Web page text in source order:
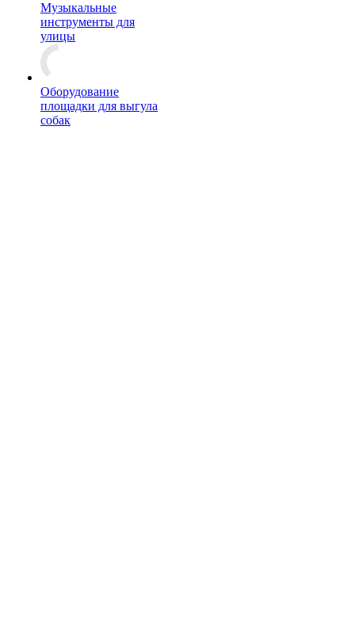
Музыкальные
инструменты для
улицы
Оборудование
площадки для выгула
собак